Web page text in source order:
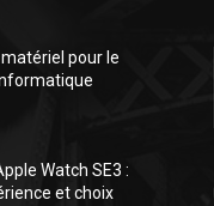
pour le
Watch SE3 :
et choix